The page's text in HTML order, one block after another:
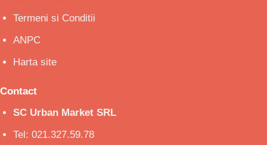
Termeni si Conditii
ANPC
Harta site
Contact
SC Urban Market SRL
Tel: 021.327.59.78